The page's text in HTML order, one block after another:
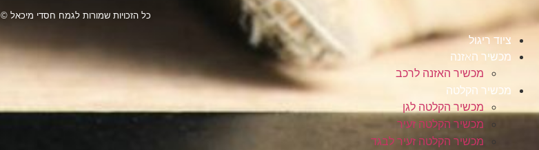
כל הזכויות שמורות לגמח חסדי מיכאל ©
ציוד ריגול
מכשיר האזנה
מכשיר האזנה לרכב
מכשיר הקלטה
מכשיר הקלטה לגן
מכשיר הקלטה זעיר
מכשיר הקלטה זעיר לבגד